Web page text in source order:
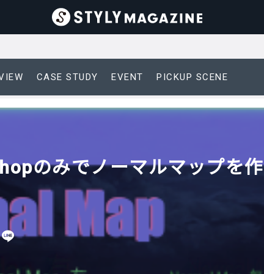
CASE STUDY EVENT PICKUP SCENE
のみでノーマルマップを